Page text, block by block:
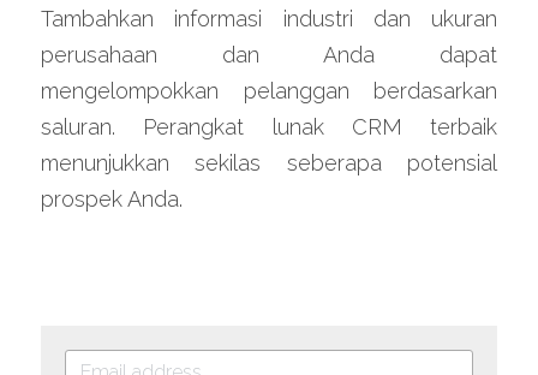
Tambahkan informasi industri dan ukuran
perusahaan dan Anda dapat
mengelompokkan pelanggan berdasarkan
saluran. Perangkat lunak CRM terbaik
menunjukkan sekilas seberapa potensial
prospek Anda.